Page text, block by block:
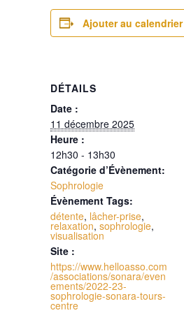
Ajouter au calendrier
DÉTAILS
Date :
11 décembre 2025
Heure :
12h30 - 13h30
Catégorie d’Évènement:
Sophrologie
Évènement Tags:
détente, lâcher-prise,
relaxation, sophrologie,
visualisation
Site :
https://www.helloasso.com
/associations/sonara/even
ements/2022-23-
sophrologie-sonara-tours-
centre